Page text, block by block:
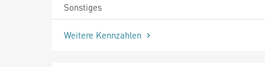
Sonstiges
Weitere Kennzahlen